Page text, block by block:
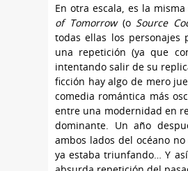
En otra escala, es la
of Tomorrow (o Source
todas ellas los personajes
una repetición (ya que
intentando salir de su
ficción hay algo de mero
comedia romántica más
entre una modernidad en
dominante. Un año
ambos lados del océano
ya estaba triunfando… Y